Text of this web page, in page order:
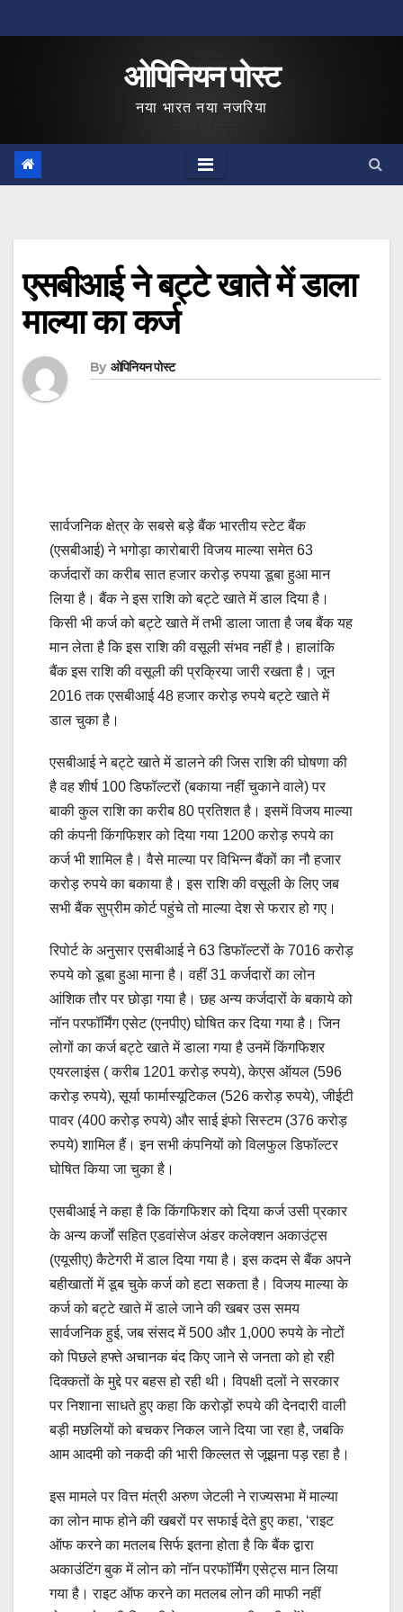
to
ओपिनियन पोस्ट
नया भारत नया नजरिया
एसबीआई ने बट्टे खाते में डाला
माल्या का कर्ज
By ओपिनियन पोस्ट
सार्वजनिक क्षेत्र के सबसे बड़े बैंक भारतीय स्टेट बैंक
(एसबीआई) ने भगोड़ा कारोबारी विजय माल्या समेत 63
कर्जदारों का करीब सात हजार करोड़ रुपया डूबा हुआ मान
लिया है। बैंक ने इस राशि को बट्टे खाते में डाल दिया है।
किसी भी कर्ज को बट्टे खाते में तभी डाला जाता है जब बैंक यह
मान लेता है कि इस राशि की वसूली संभव नहीं है। हालांकि
बैंक इस राशि की वसूली की प्रक्रिया जारी रखता है। जून
2016 तक एसबीआई 48 हजार करोड़ रुपये बट्टे खाते में
डाल चुका है।
एसबीआई ने बट्टे खाते में डालने की जिस राशि की घोषणा की
है वह शीर्ष 100 डिफॉल्टरों (बकाया नहीं चुकाने वाले) पर
बाकी कुल राशि का करीब 80 प्रतिशत है। इसमें विजय माल्या
की कंपनी किंगफिशर को दिया गया 1200 करोड़ रुपये का
कर्ज भी शामिल है। वैसे माल्या पर विभिन्न बैंकों का नौ हजार
करोड़ रुपये का बकाया है। इस राशि की वसूली के लिए जब
सभी बैंक सुप्रीम कोर्ट पहुंचे तो माल्या देश से फरार हो गए।
रिपोर्ट के अनुसार एसबीआई ने 63 डिफॉल्टरों के 7016 करोड़
रुपये को डूबा हुआ माना है। वहीं 31 कर्जदारों का लोन
आंशिक तौर पर छोड़ा गया है। छह अन्य कर्जदारों के बकाये को
नॉन परफॉर्मिंग एसेट (एनपीए) घोषित कर दिया गया है। जिन
लोगों का कर्ज बट्टे खाते में डाला गया है उनमें किंगफिशर
एयरलाइंस ( करीब 1201 करोड़ रुपये), केएस ऑयल (596
करोड़ रुपये), सूर्या फार्मास्यूटिकल (526 करोड़ रुपये), जीईटी
पावर (400 करोड़ रुपये) और साई इंफो सिस्टम (376 करोड़
रुपये) शामिल हैं। इन सभी कंपनियों को विलफुल डिफॉल्टर
घोषित किया जा चुका है।
एसबीआई ने कहा है कि किंगफिशर को दिया कर्ज उसी प्रकार
के अन्य कर्जों सहित एडवांसेज अंडर कलेक्शन अकाउंट्स
(एयूसीए) कैटेगरी में डाल दिया गया है। इस कदम से बैंक अपने
बहीखातों में डूब चुके कर्ज को हटा सकता है। विजय माल्या के
कर्ज को बट्टे खाते में डाले जाने की खबर उस समय
सार्वजनिक हुई, जब संसद में 500 और 1,000 रुपये के नोटों
को पिछले हफ्ते अचानक बंद किए जाने से जनता को हो रही
दिक्कतों के मुद्दे पर बहस हो रही थी। विपक्षी दलों ने सरकार
पर निशाना साधते हुए कहा कि करोड़ों रुपये की देनदारी वाली
बड़ी मछलियों को बचकर निकल जाने दिया जा रहा है, जबकि
आम आदमी को नकदी की भारी किल्लत से जूझना पड़ रहा है।
इस मामले पर वित्त मंत्री अरुण जेटली ने राज्यसभा में माल्या
का लोन माफ होने की खबरों पर सफाई देते हुए कहा, ‘राइट
ऑफ करने का मतलब सिर्फ इतना होता है कि बैंक द्वारा
अकाउंटिंग बुक में लोन को नॉन परफॉर्मिंग एसेट्स मान लिया
गया है। राइट ऑफ करने का मतलब लोन की माफी नहीं